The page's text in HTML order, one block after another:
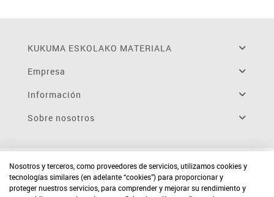
KUKUMA ESKOLAKO MATERIALA
Empresa
Información
Sobre nosotros
Nosotros y terceros, como proveedores de servicios, utilizamos cookies y
tecnologías similares (en adelante “cookies”) para proporcionar y
proteger nuestros servicios, para comprender y mejorar su rendimiento y